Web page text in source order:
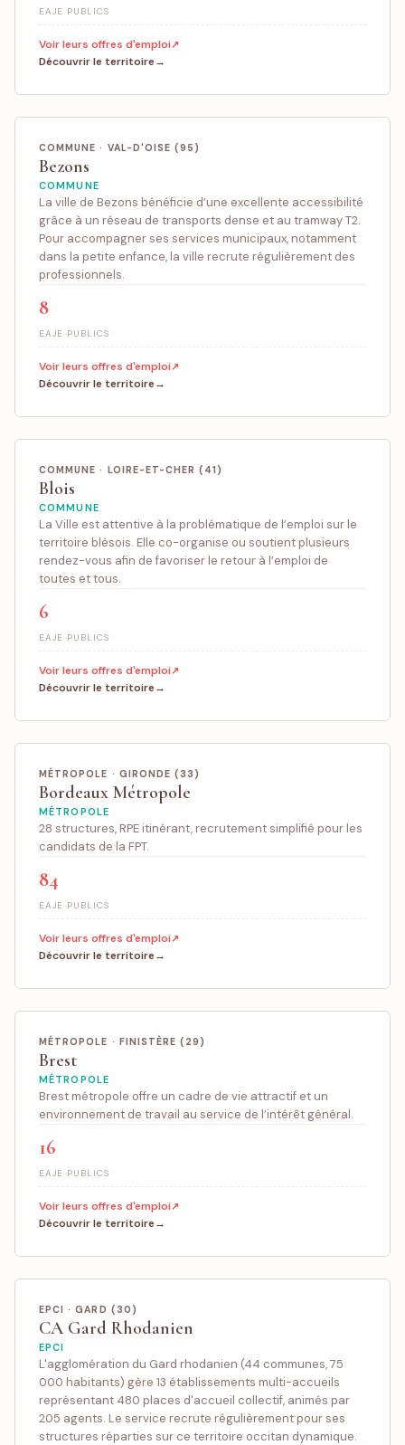
EAJE PUBLICS
Voir leurs offres d'emploi
Découvrir le territoire
COMMUNE · VAL-D'OISE (95)
Bezons
COMMUNE
La ville de Bezons bénéficie d’une excellente accessibilité
grâce à un réseau de transports dense et au tramway T2.
Pour accompagner ses services municipaux, notamment
dans la petite enfance, la ville recrute régulièrement des
professionnels.
8
EAJE PUBLICS
Voir leurs offres d'emploi
Découvrir le territoire
COMMUNE · LOIRE-ET-CHER (41)
Blois
COMMUNE
La Ville est attentive à la problématique de l’emploi sur le
territoire blésois. Elle co-organise ou soutient plusieurs
rendez-vous afin de favoriser le retour à l’emploi de
toutes et tous.
6
EAJE PUBLICS
Voir leurs offres d'emploi
Découvrir le territoire
MÉTROPOLE · GIRONDE (33)
Bordeaux Métropole
MÉTROPOLE
28 structures, RPE itinérant, recrutement simplifié pour les
candidats de la FPT.
84
EAJE PUBLICS
Voir leurs offres d'emploi
Découvrir le territoire
MÉTROPOLE · FINISTÈRE (29)
Brest
MÉTROPOLE
Brest métropole offre un cadre de vie attractif et un
environnement de travail au service de l’intérêt général.
16
EAJE PUBLICS
Voir leurs offres d'emploi
Découvrir le territoire
EPCI · GARD (30)
CA Gard Rhodanien
EPCI
L'agglomération du Gard rhodanien (44 communes, 75
000 habitants) gère 13 établissements multi-accueils
représentant 480 places d'accueil collectif, animés par
205 agents. Le service recrute régulièrement pour ses
structures réparties sur ce territoire occitan dynamique.